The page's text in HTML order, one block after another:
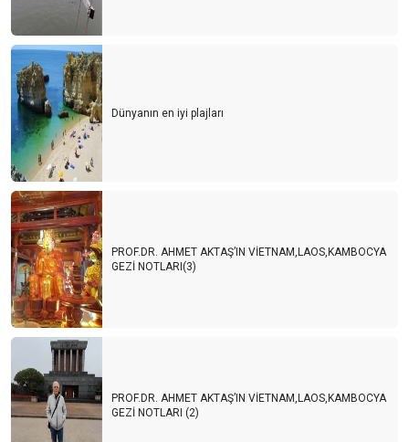
Dünyanın en iyi plajları
PROF.DR. AHMET AKTAŞ’IN VİETNAM,LAOS,KAMBOCYA
GEZİ NOTLARI(3)
PROF.DR. AHMET AKTAŞ’IN VİETNAM,LAOS,KAMBOCYA
GEZİ NOTLARI (2)